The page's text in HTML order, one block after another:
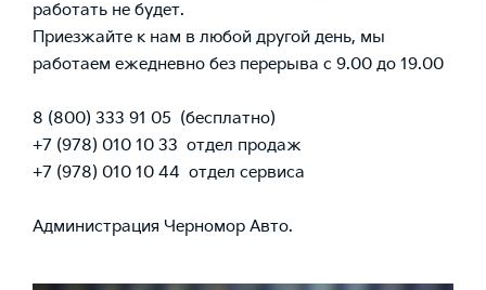
работать не будет.
Приезжайте к нам в любой другой день, мы
работаем ежедневно без перерыва с 9.00 до 19.00
8 (800) 333 91 05 (бесплатно)
+7 (978) 010 10 33 отдел продаж
+7 (978) 010 10 44 отдел сервиса
Администрация Черномор Авто.